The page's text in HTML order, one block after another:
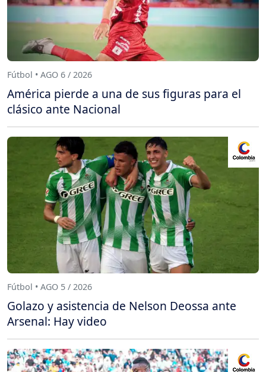
Fútbol • AGO 6 / 2026
América pierde a una de sus figuras para el
clásico ante Nacional
Fútbol • AGO 5 / 2026
Golazo y asistencia de Nelson Deossa ante
Arsenal: Hay video